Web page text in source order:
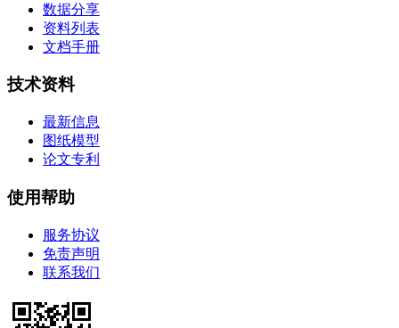
数据分享
资料列表
文档手册
技术资料
最新信息
图纸模型
论文专利
使用帮助
服务协议
免责声明
联系我们